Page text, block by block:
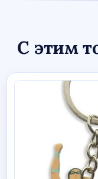
С этим